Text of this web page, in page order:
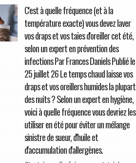
C'est à quelle fréquence (et à la
température exacte) vous devez laver
vos draps et vos taies d'oreiller cet été,
selon un expert en prévention des
infections Par Frances Daniels Publié le
25 juillet 26 Le temps chaud laisse vos
draps et vos oreillers humides la plupart
des nuits ? Selon un expert en hygiène,
voici à quelle fréquence vous devriez les
utiliser en été pour éviter un mélange
sinistre de sueur, d'huile et
d'accumulation d'allergènes.